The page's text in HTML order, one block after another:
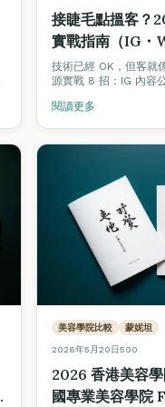
接睫毛點搵客？
實戰指南（IG・
招）
技術已經 OK，但客就
源實戰 8 招：IG 內
口碑轉介設計、平台抽
閱讀更多
美容學院比較 蒙妮坦
2026年5月20日500
2026 香港美容
國專業美容學院